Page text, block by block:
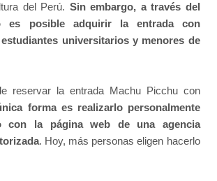
del Perú. Sin embargo, a través del
es posible adquirir la entrada con
universitarios y menores de
reservar la entrada Machu Picchu con
forma es realizarlo personalmente
con la página web de una agencia
. Hoy, más personas eligen hacerlo